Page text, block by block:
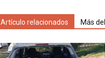
Artículo relacionados Más